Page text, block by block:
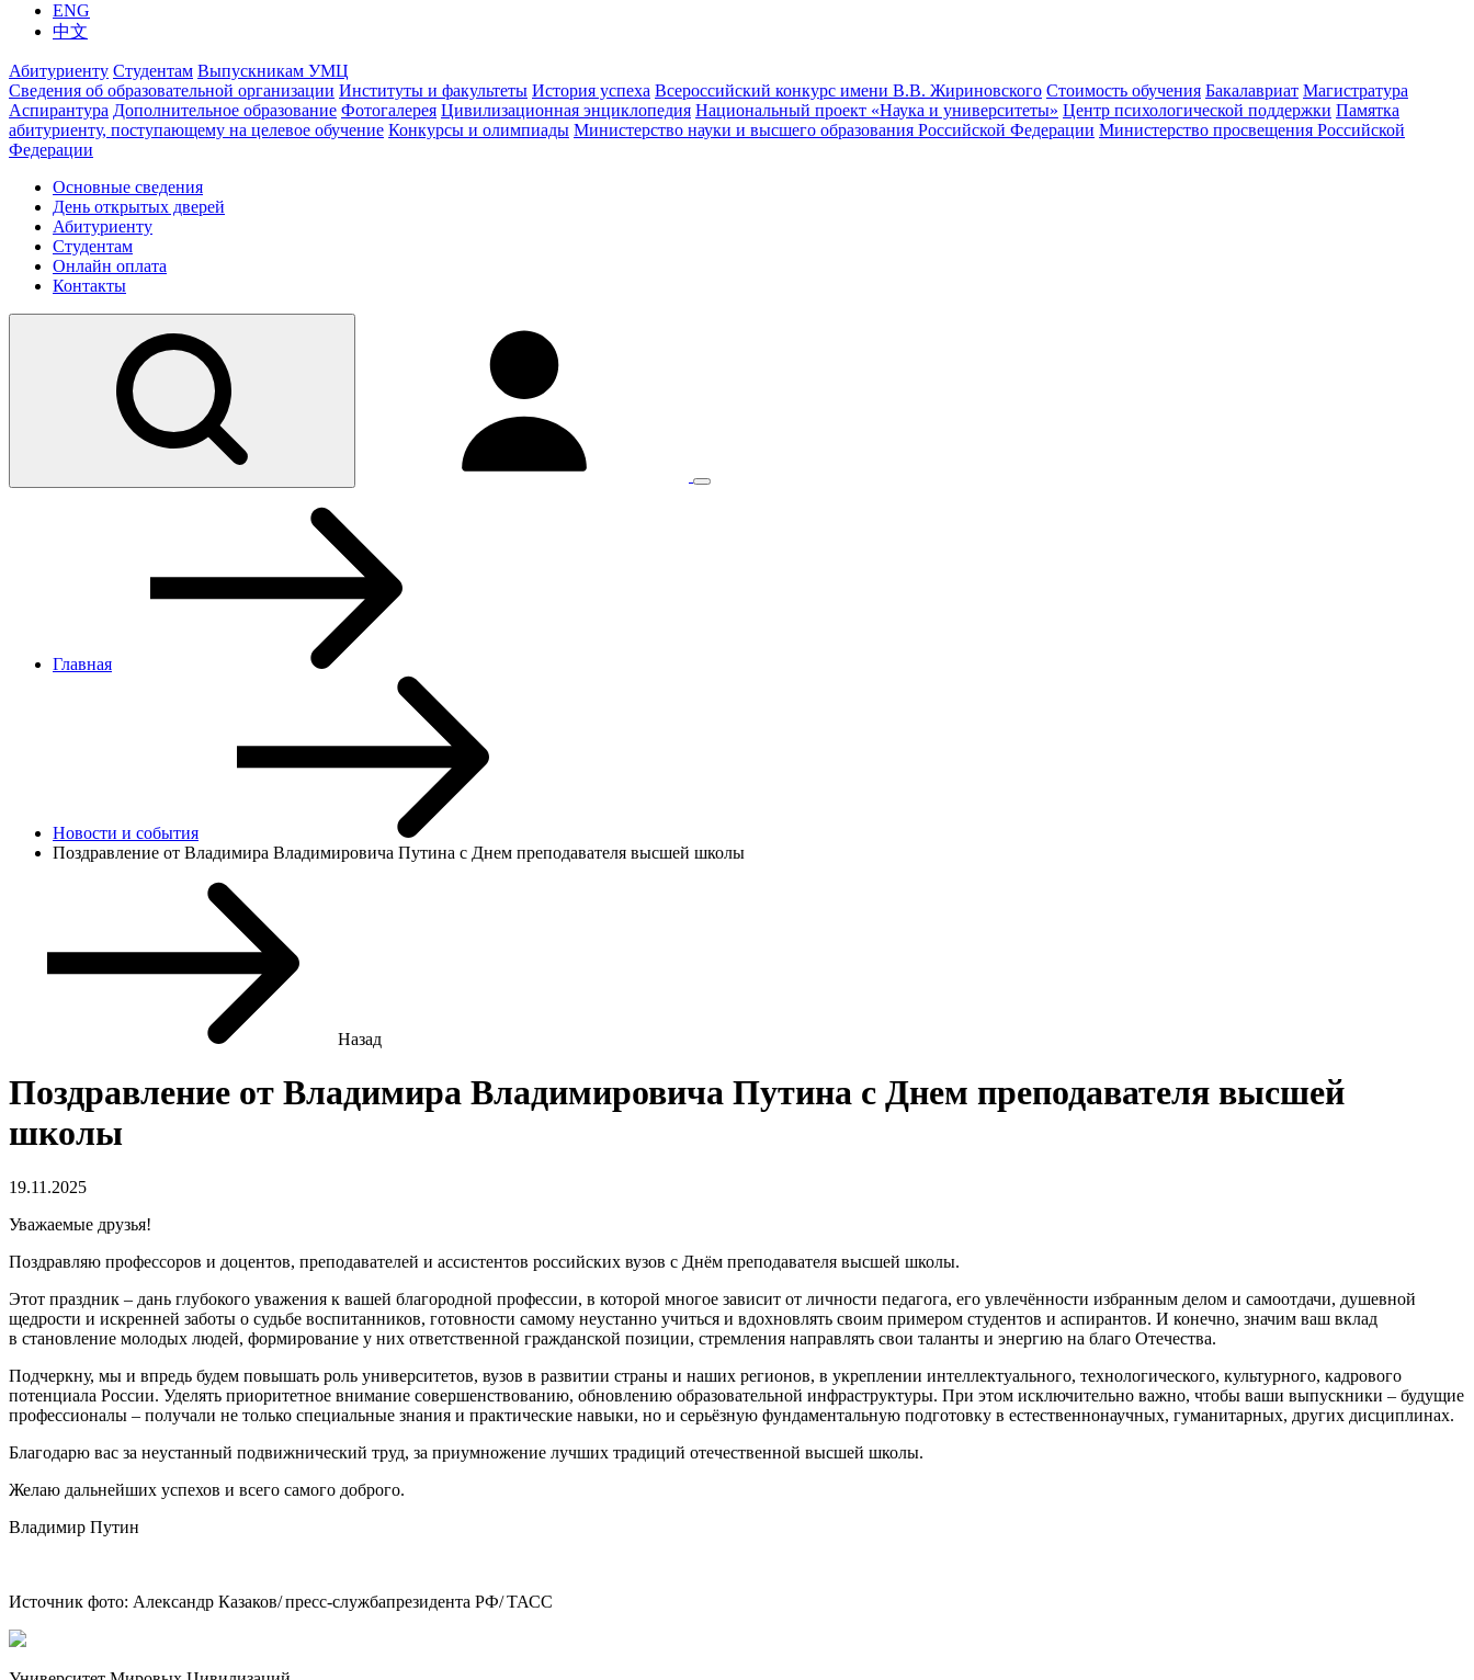
ENG
中文
Абитуриенту Студентам Выпускникам УМЦ
Сведения об образовательной организации Институты и факультеты История успеха Всероссийский конкурс имени В.В. Жириновского Стоимость обучения Бакалавриат Магистратура
Аспирантура Дополнительное образование Фотогалерея Цивилизационная энциклопедия Национальный проект «Наука и университеты» Центр психологической поддержки Памятка
абитуриенту, поступающему на целевое обучение Конкурсы и олимпиады Министерство науки и высшего образования Российской Федерации Министерство просвещения Российской
Федерации
Основные сведения
День открытых дверей
Абитуриенту
Студентам
Онлайн оплата
Контакты
Главная
Новости и cобытия
Поздравление от Владимира Владимировича Путина с Днем преподавателя высшей школы
Назад
Поздравление от Владимира Владимировича Путина с Днем преподавателя высшей
школы
19.11.2025
Уважаемые друзья!
Поздравляю профессоров и доцентов, преподавателей и ассистентов российских вузов с Днём преподавателя высшей школы.
Этот праздник – дань глубокого уважения к вашей благородной профессии, в которой многое зависит от личности педагога, его увлечённости избранным делом и самоотдачи, душевной
щедрости и искренней заботы о судьбе воспитанников, готовности самому неустанно учиться и вдохновлять своим примером студентов и аспирантов. И конечно, значим ваш вклад
в становление молодых людей, формирование у них ответственной гражданской позиции, стремления направлять свои таланты и энергию на благо Отечества.
Подчеркну, мы и впредь будем повышать роль университетов, вузов в развитии страны и наших регионов, в укреплении интеллектуального, технологического, культурного, кадрового
потенциала России. Уделять приоритетное внимание совершенствованию, обновлению образовательной инфраструктуры. При этом исключительно важно, чтобы ваши выпускники – будущие
профессионалы – получали не только специальные знания и практические навыки, но и серьёзную фундаментальную подготовку в естественнонаучных, гуманитарных, других дисциплинах.
Благодарю вас за неустанный подвижнический труд, за приумножение лучших традиций отечественной высшей школы.
Желаю дальнейших успехов и всего самого доброго.
Владимир Путин
Источник фото: Александр Казаков/ пресс-службапрезидента РФ/ ТАСС